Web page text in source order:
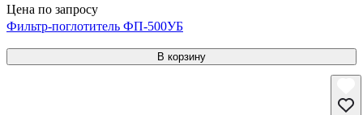
Цена по запросу
Фильтр-поглотитель ФП-500УБ
В корзину